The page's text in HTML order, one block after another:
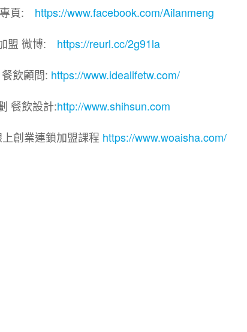
頁: https://www.facebook.com/Ailanmeng
盟 微博: https://reurl.cc/2g91la
飲顧問: https://www.idealifetw.com/
餐飲設計:http://www.shihsun.com
創業連鎖加盟課程 https://www.woaisha.com/